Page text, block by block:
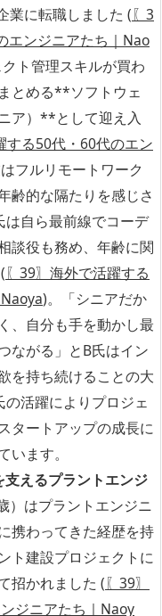
業に転職しました (〖3
エンジニアたち｜Nao
ト管理スキルが買わ
とめる**ソフトウェ
ア）**として迎え入
する50代・60代のエン
フルリモートワーク
齢的な隔たりを感じさ
自ら最前線でコーデ
談役も務め、年齢に関
〖39〗海外で活躍する
)。「シニアだか
、自分も手を動かし最
ながる」とB氏はイン
を持ち続けることの大
活躍によりプロジェ
タートアップの成長に
ます。
えるプラントエンジ
）はプラントエンジニ
携わってきた経歴を持
ト建設プロジェクトに
招かれました (〖39〗
ジニアたち｜Naoy